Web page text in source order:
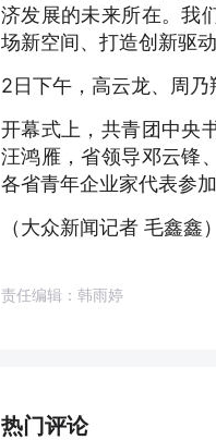
济发展的未来所在。我
场新空间、打造创新驱
2日下午，高云龙、周乃
开幕式上，共青团中央
汪鸿雁，省领导邓云锋
各省青年企业家代表参加
（大众新闻记者 毛鑫鑫）
责任编辑：韩雨婷
热门评论